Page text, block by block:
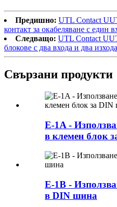
Предишно: UTL Contact
контакт за окабеляване с един
Следващо: UTL Contact
блокове с два входа и два
Свързани продукти
E-1A -
в клемен блок
E-1B -
в DIN шина